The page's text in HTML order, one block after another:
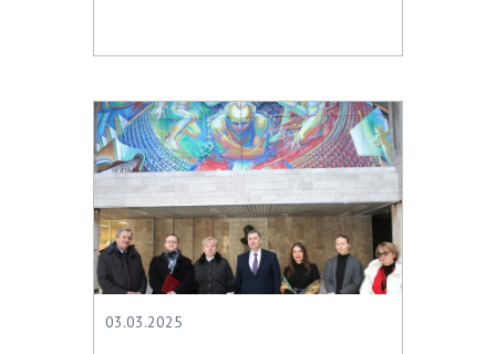
03.03.2025